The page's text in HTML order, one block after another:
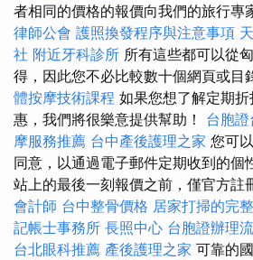
者相同的價格的報價向我們的旅行專
律師公會 護照換發程序與注意事項
社 附近牙科診所 所有這些都可以從
得，因此您不必比較數十個網頁或目
體按摩技術課程 如果您想了解定期
惠，我們將很樂意提供幫助！ 台胞證
摩服務推薦 台中產後護理之家 您可
同意，以通過電子郵件定期收到的個
站上的最後一刻報價之前，僅官方註
會計師 台中整骨價格 居家打掃的完
記帳士事務所 長照中心 台胞證辦理
台北眼科推薦 產後護理之家 可靠的